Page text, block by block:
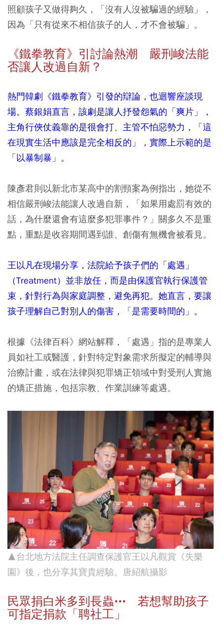
照顧孩子又做得夠久，「沒有人沒被騙過的經驗」，
因為「只有從來不相信孩子的人，才不會被騙」。
《鐵拳教育》引討論熱潮 嚴刑峻法能
否讓人改過自新？
熱門韓劇《鐵拳教育》引發的辯論，也迴響座談現
場。蔡銀娟直言，該劇是讓人抒發怨氣的「爽片」，
主角行俠仗義靠的是很會打、主管不怕惡勢力，「這
在現實生活中應該是完全相反的」，實際上示範的是
「以暴制暴」。
陳彥君則以新北市某高中的割頸案為例指出，她從不
相信嚴刑峻法能讓人改過自新，「如果用處罰有效的
話，為什麼還會有這麼多犯罪事件？」關多久不是重
點，重點是收容期間遇到誰、創傷有無機會被看見。
王以凡在現場分享，法院給予孩子們的「處遇」
（Treatment）並非放任，而是由保護官執行保護管
束，針對行為與家庭調整，避免再犯。她直言，要讓
孩子理解自己對別人的傷害，「是需要時間的」。
根據《法律百科》網站解釋，「處遇」指的是專業人
員如社工或醫護，針對特定對象需求所擬定的輔導與
治療計畫，或在法律與犯罪矯正領域中對受刑人實施
的矯正措施，包括宗教、作業訓練等處遇。
▲台北地方法院主任調查保護官王以凡觀賞《失樂
園》後，也分享其寶貴經驗。唐紹航攝影
民眾捐白米多到長蟲⋯ 若想幫助孩子
可指定捐款「聘社工」